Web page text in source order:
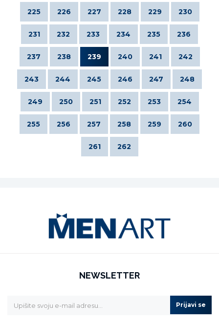
225 226 227 228 229 230
231 232 233 234 235 236
237 238 239 240 241 242
243 244 245 246 247 248
249 250 251 252 253 254
255 256 257 258 259 260
261 262
NEWSLETTER
Prijavi se